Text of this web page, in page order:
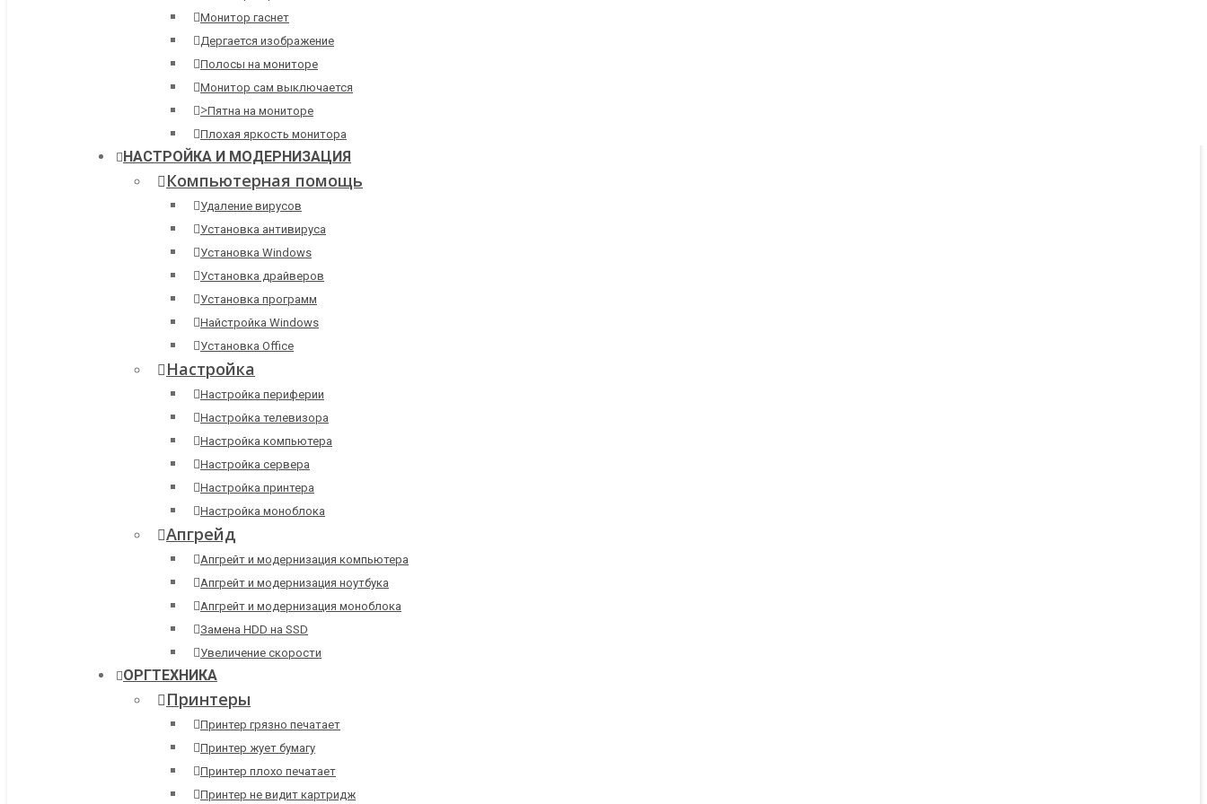
Монитор гаснет
Дергается изображение
Полосы на мониторе
Монитор сам выключается
>Пятна на мониторе
Плохая яркость монитора
НАСТРОЙКА И МОДЕРНИЗАЦИЯ
Компьютерная помощь
Удаление вирусов
Установка антивируса
Установка Windows
Установка драйверов
Установка программ
Найстройка Windows
Установка Office
Настройка
Настройка периферии
Настройка телевизора
Настройка компьютера
Настройка сервера
Настройка принтера
Настройка моноблока
Апгрейд
Апгрейт и модернизация компьютера
Апгрейт и модернизация ноутбука
Апгрейт и модернизация моноблока
Замена HDD на SSD
Увеличение скорости
ОРГТЕХНИКА
Принтеры
Принтер грязно печатает
Принтер жует бумагу
Принтер плохо печатает
Принтер не видит картридж